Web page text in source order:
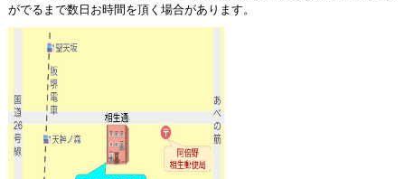
がでるまで数日お時間を頂く場合があります。